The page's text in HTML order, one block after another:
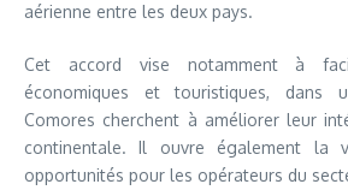
aérienne entre les deux pays.
Cet accord vise notamment à
économiques et touristiques, dans
Comores cherchent à améliorer leur
continentale. Il ouvre également la
opportunités pour les opérateurs du